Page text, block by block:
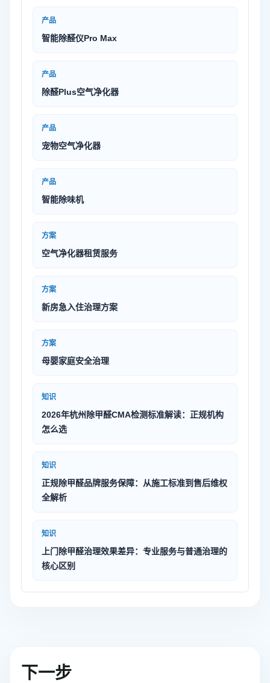
产品
智能除醛仪Pro Max
产品
除醛Plus空气净化器
产品
宠物空气净化器
产品
智能除味机
方案
空气净化器租赁服务
方案
新房急入住治理方案
方案
母婴家庭安全治理
知识
2026年杭州除甲醛CMA检测标准解读：正规机构
怎么选
知识
正规除甲醛品牌服务保障：从施工标准到售后维权
全解析
知识
上门除甲醛治理效果差异：专业服务与普通治理的
核心区别
下一步